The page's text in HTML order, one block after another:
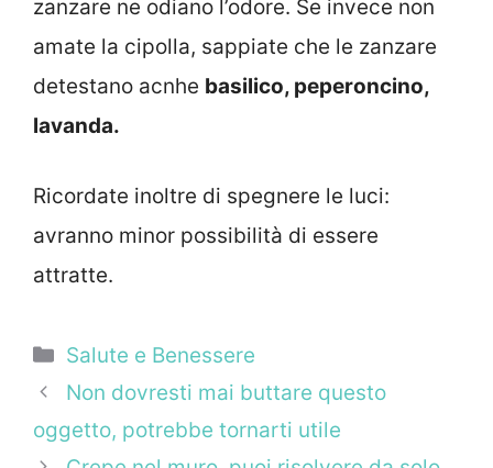
zanzare ne odiano l’odore. Se invece non
amate la cipolla, sappiate che le zanzare
detestano acnhe basilico, peperoncino,
lavanda.
Ricordate inoltre di spegnere le luci:
avranno minor possibilità di essere
attratte.
Categorie
Salute e Benessere
Non dovresti mai buttare questo
oggetto, potrebbe tornarti utile